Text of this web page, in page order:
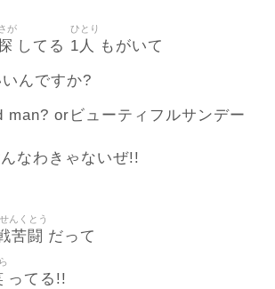
が
してる 1人
ひとり
もがいて
んですか?
man? orビューティフルサンデー
なわきゃないぜ!!
苦闘
んくとう
だって
ってる!!